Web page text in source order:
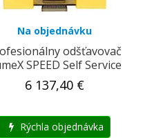
Na objednávku
odšťavovač
SPEED Self Service
6 137,40 €
Rýchla objednávka